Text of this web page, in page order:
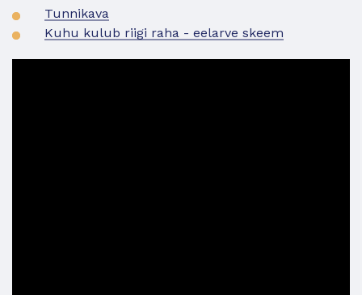
Tunnikava
Kuhu kulub riigi raha - eelarve skeem